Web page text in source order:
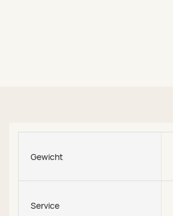
Gewicht
Service